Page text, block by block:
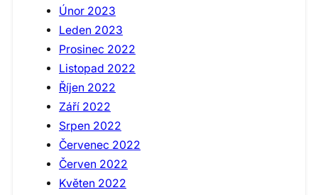
Únor 2023
Leden 2023
Prosinec 2022
Listopad 2022
Říjen 2022
Září 2022
Srpen 2022
Červenec 2022
Červen 2022
Květen 2022